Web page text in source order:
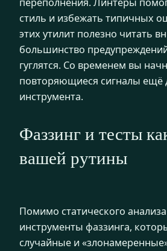
стиль и избежать типичных
этих утилит полезно читать
большинство
гуглятся. Со временем вы
повторяющиеся сигналы ещё
инструмента.
Фаззинг и тесты
вашей рутины
Помимо статического
инструменты фаззинга,
случайные и